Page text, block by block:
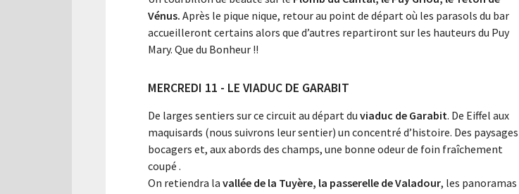
Vénus. Après le pique nique, retour au point de départ où les parasols du bar
accueilleront certains alors que d’autres repartiront sur les hauteurs du Puy
Mary. Que du Bonheur !!
MERCREDI 11 - LE VIADUC DE GARABIT
De larges sentiers sur ce circuit au départ du viaduc de Garabit. De Eiffel aux
maquisards (nous suivrons leur sentier) un concentré d’histoire. Des paysages
bocagers et, aux abords des champs, une bonne odeur de foin fraîchement
coupé .
On retiendra la vallée de la Tuyère, la passerelle de Valadour, les panoramas